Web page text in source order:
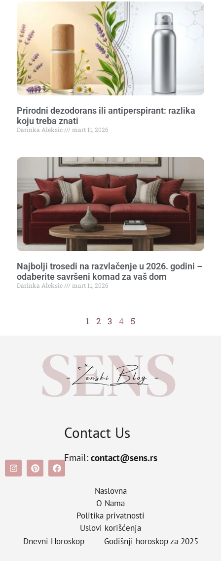
Prirodni dezodorans ili antiperspirant: razlika
koju treba znati
Darinka Aleksic mart 11, 2026
Najbolji trosedi na razvlačenje u 2026. godini –
odaberite savršeni komad za vaš dom
Darinka Aleksic mart 11, 2026
1 2 3 4 5
Contact Us
Email: contact@sens.rs
Naslovna
O Nama
Politika privatnosti
Uslovi korišćenja
Dnevni Horoskop
Godišnji horoskop za 2025